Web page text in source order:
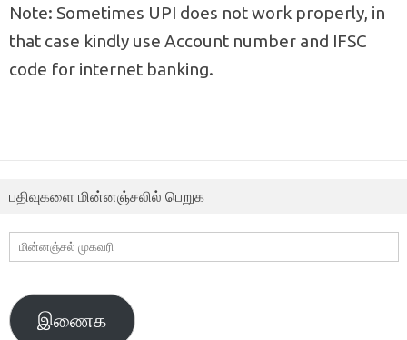
Note: Sometimes UPI does not work properly, in
that case kindly use Account number and IFSC
code for internet banking.
பதிவுகளை மின்னஞ்சலில் பெறுக
மின்னஞ்சல்
முகவரி
இணைக